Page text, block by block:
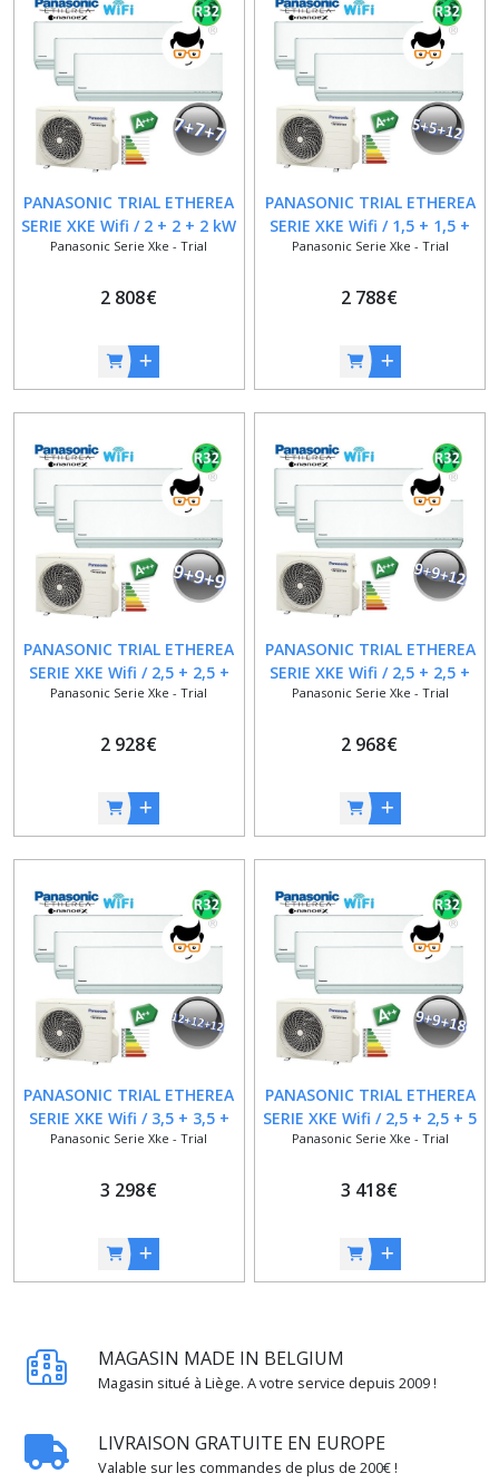
PANASONIC TRIAL ETHEREA
SERIE XKE Wifi / 2 + 2 + 2 kW
/ 7000 + 7000 + 7000 BTU /
Panasonic Serie Xke - Trial
2 808€
PANASONIC TRIAL ETHEREA
SERIE XKE Wifi / 1,5 + 1,5 +
3,5 kW / 5000 + 5000 + 12000
Panasonic Serie Xke - Trial
2 788€
PANASONIC TRIAL ETHEREA
SERIE XKE Wifi / 2,5 + 2,5 +
2,5 kW / 9000 + 9000 + 9000
Panasonic Serie Xke - Trial
2 928€
PANASONIC TRIAL ETHEREA
SERIE XKE Wifi / 2,5 + 2,5 +
3,5 kW / 9000 + 9000 + 12000
Panasonic Serie Xke - Trial
2 968€
PANASONIC TRIAL ETHEREA
SERIE XKE Wifi / 3,5 + 3,5 +
3,5 kW / 12000 + 12000 +
Panasonic Serie Xke - Trial
3 298€
PANASONIC TRIAL ETHEREA
SERIE XKE Wifi / 2,5 + 2,5 + 5
kW / 9000 + 9000 + 18000
Panasonic Serie Xke - Trial
3 418€
MAGASIN MADE IN BELGIUM
Magasin situé à Liège. A votre service depuis 2009 !
LIVRAISON GRATUITE EN EUROPE
Valable sur les commandes de plus de 200€ !
Panasonic
SERIE
-
DUAL
(12)
Panasonic
SERIE
XKE
TRIAL
Panasonic
SERIE
XKE
QUADRI
(4)
Afficher
résultats